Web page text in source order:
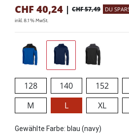
CHF 40,24 | CHF 57,49 DU
inkl. 8.1 % MwSt.
128 140 152
M
L XL
Gewählte Farbe: blau (navy)